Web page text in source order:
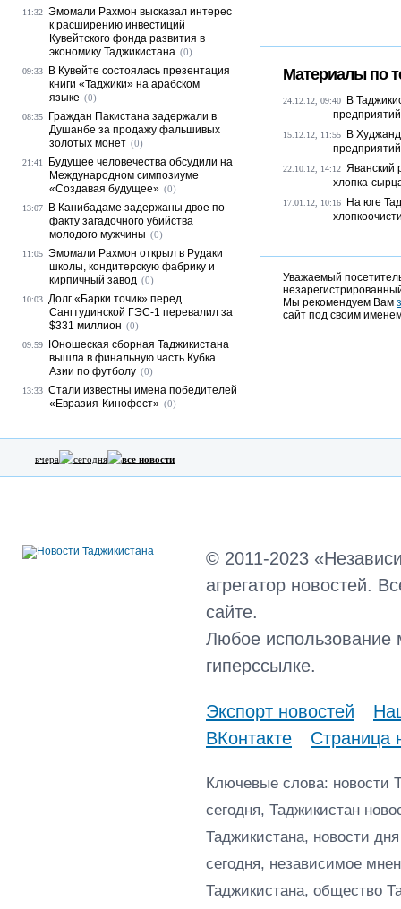
Материалы по
24.12.12, 09:40
В
15.12.12, 11:55
В
предприятий
22.10.12, 14:12 Яванский
хлопка-
17.01.12, 10:16
На юге
Уважаемый
Мы рекомендуем Вам
сайт под своим
11:32 Эмомали Рахмон высказал интерес
к расширению инвестиций
Кувейтского фонда развития в
экономику Таджикистана (0)
09:33
В Кувейте состоялась презентация
книги «Таджики» на арабском
языке (0)
08:35
Граждан Пакистана задержали в
Душанбе за продажу фальшивых
золотых монет (0)
21:41
Будущее человечества обсудили на
Международном симпозиуме
«Создавая будущее» (0)
13:07
В Канибадаме задержаны двое по
факту загадочного убийства
молодого мужчины (0)
11:05 Эмомали Рахмон открыл в Рудаки
школы, кондитерскую фабрику и
кирпичный завод (0)
10:03 Долг «Барки точик» перед
Сангтудинской ГЭС-1 перевалил за
$331 миллион (0)
09:59
Юношеская сборная Таджикистана
вышла в финальную часть Кубка
Азии по футболу (0)
13:33 Стали известны имена победителей
«Евразия-Кинофест» (0)
вчера сегодня все новости
© 2011-2023
агрегатор новостей.
сайте.
Любое использование
гиперссылке.
Экспорт новостей
ВКонтакте
Страница
Ключевые слова: новости
сегодня, Таджикистан
Таджикистана, новости
сегодня, независимое
Таджикистана, общество